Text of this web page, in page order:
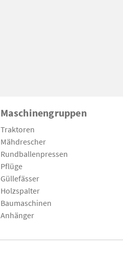
Maschinengruppen
Traktoren
Mähdrescher
Rundballenpressen
Pflüge
Güllefässer
Holzspalter
Baumaschinen
Anhänger